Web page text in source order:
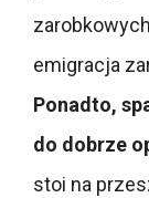
emigracja
Ponadto,
do dobrze
stoi na